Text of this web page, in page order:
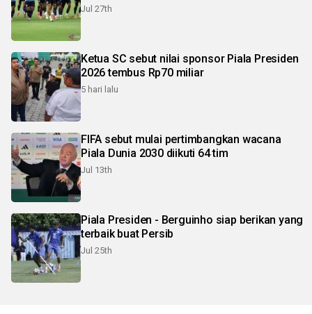
Jul 27th
Ketua SC sebut nilai sponsor Piala Presiden
2026 tembus Rp70 miliar
5 hari lalu
FIFA sebut mulai pertimbangkan wacana
Piala Dunia 2030 diikuti 64 tim
Jul 13th
Piala Presiden - Berguinho siap berikan yang
terbaik buat Persib
Jul 25th